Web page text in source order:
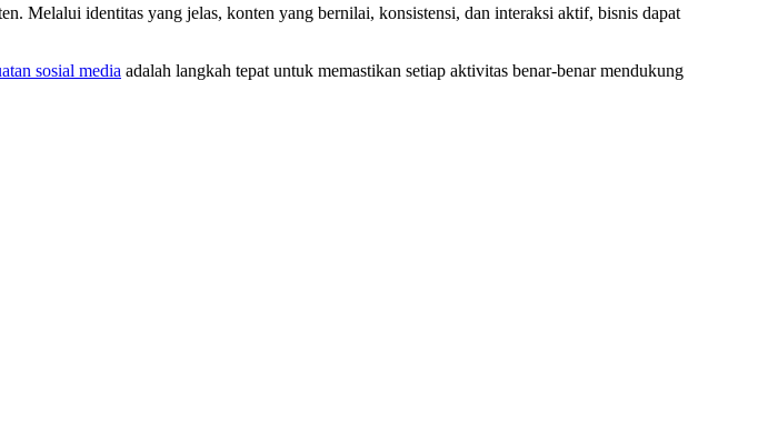
Melalui identitas yang jelas, konten yang bernilai, konsistensi, dan interaksi aktif, bisnis dapat
sosial media adalah langkah tepat untuk memastikan setiap aktivitas benar-benar mendukung